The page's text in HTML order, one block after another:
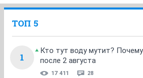
ТОП 5
1
Кто тут воду мутит?
после 2 августа
17 411 28